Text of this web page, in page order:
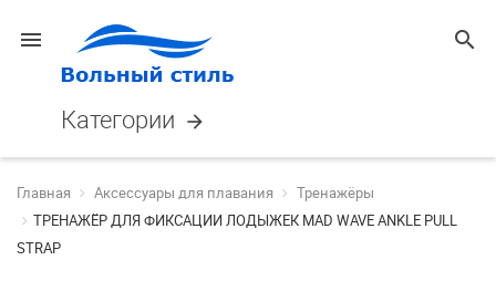
menu search
Категории arrow_forward
Главная Аксессуары для плавания
Тренажёры
ТРЕНАЖЁР ДЛЯ ФИКСАЦИИ ЛОДЫЖЕК MAD WAVE ANKLE PULL
STRAP